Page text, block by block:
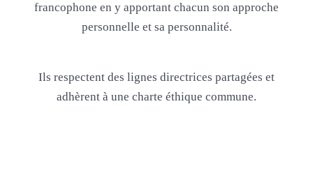
francophone en y apportant chacun son approche
personnelle et sa personnalité.
Ils respectent des lignes directrices partagées et
adhèrent à une charte éthique commune.